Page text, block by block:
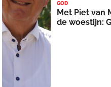
GOD
Met Piet van
de woestijn: